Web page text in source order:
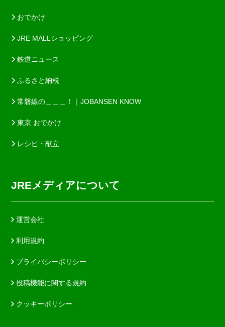
おでかけ
JRE MALLショッピング
鉄道ニュース
ふるさと納税
常磐線の＿＿＿！｜JOBANSEN KNOW
東京 おでかけ
レシピ・献立
JREメディアについて
運営会社
利用規約
プライバシーポリシー
投稿機能に関する規約
クッキーポリシー